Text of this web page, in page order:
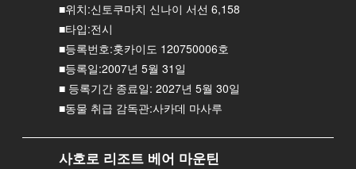
■위치:신토쿠마치 신나이 서선 6,158
■타입:전시
■등록번호:홋카이도 120750006호
■등록일:2007년 5월 31일
■ 등록기간 종료일: 2027년 5월 30일
■동물 취급 감독관:사카데 마사루
사호로 리조트 베어 마운틴